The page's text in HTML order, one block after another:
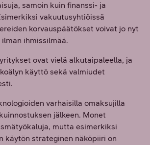
samoin kuin finanssi- ja
vakuutusyhtiöissä
korvauspäätökset voivat jo nyt
ihmissilmää.
ovat vielä alkutaipaleella, ja
käyttö sekä valmiudet
varhaisilla omaksujilla
jälkeen. Monet
mutta esimerkiksi
käytön strateginen näköpiiri on